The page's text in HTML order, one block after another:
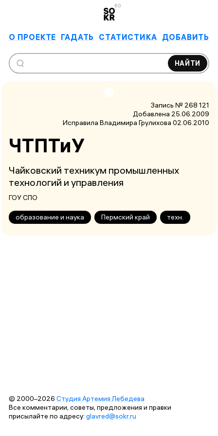
6.0
О ПРОЕКТЕ ГАДАТЬ СТАТИСТИКА ДОБАВИТЬ
НАЙТИ
Запись № 268 121
Добавлена 25.06.2009
Исправила Владимира Грулихова 02.06.2010
ЧТПТиУ
Чайковский техникум промышленных
технологий и управления
ГОУ СПО
образование и наука Пермский край техн.
© 2000–2026 Студия Артемия Лебедева
Все комментарии, советы, предложения и правки
присылайте по адресу: glavred@sokr.ru